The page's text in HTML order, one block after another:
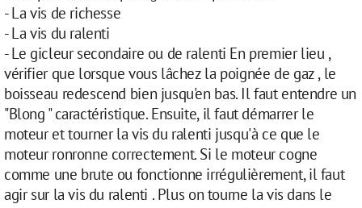
- La vis de richesse
- La vis du ralenti
- Le gicleur secondaire ou de ralenti En premier lieu ,
vérifier que lorsque vous lâchez la poignée de gaz , le
boisseau redescend bien jusqu'en bas. Il faut entendre un
"Blong " caractéristique. Ensuite, il faut démarrer le
moteur et tourner la vis du ralenti jusqu'à ce que le
moteur ronronne correctement. Si le moteur cogne
comme une brute ou fonctionne irrégulièrement, il faut
agir sur la vis du ralenti . Plus on tourne la vis dans le